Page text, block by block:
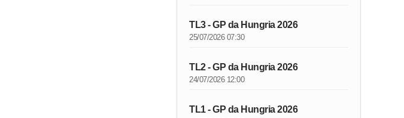
TL3 - GP da Hungria 2026
25/07/2026 07:30
TL2 - GP da Hungria 2026
24/07/2026 12:00
TL1 - GP da Hungria 2026